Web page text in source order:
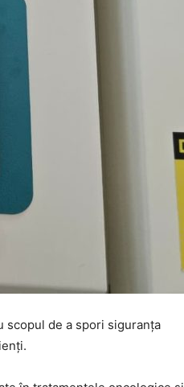
scopul de a spori siguranța